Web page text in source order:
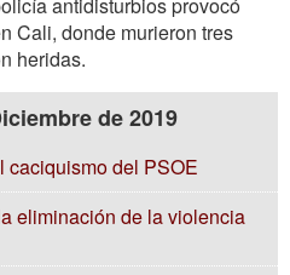
Cali, donde murieron tres
heridas.
de 2019
caciquismo del PSOE
eliminación de la violencia